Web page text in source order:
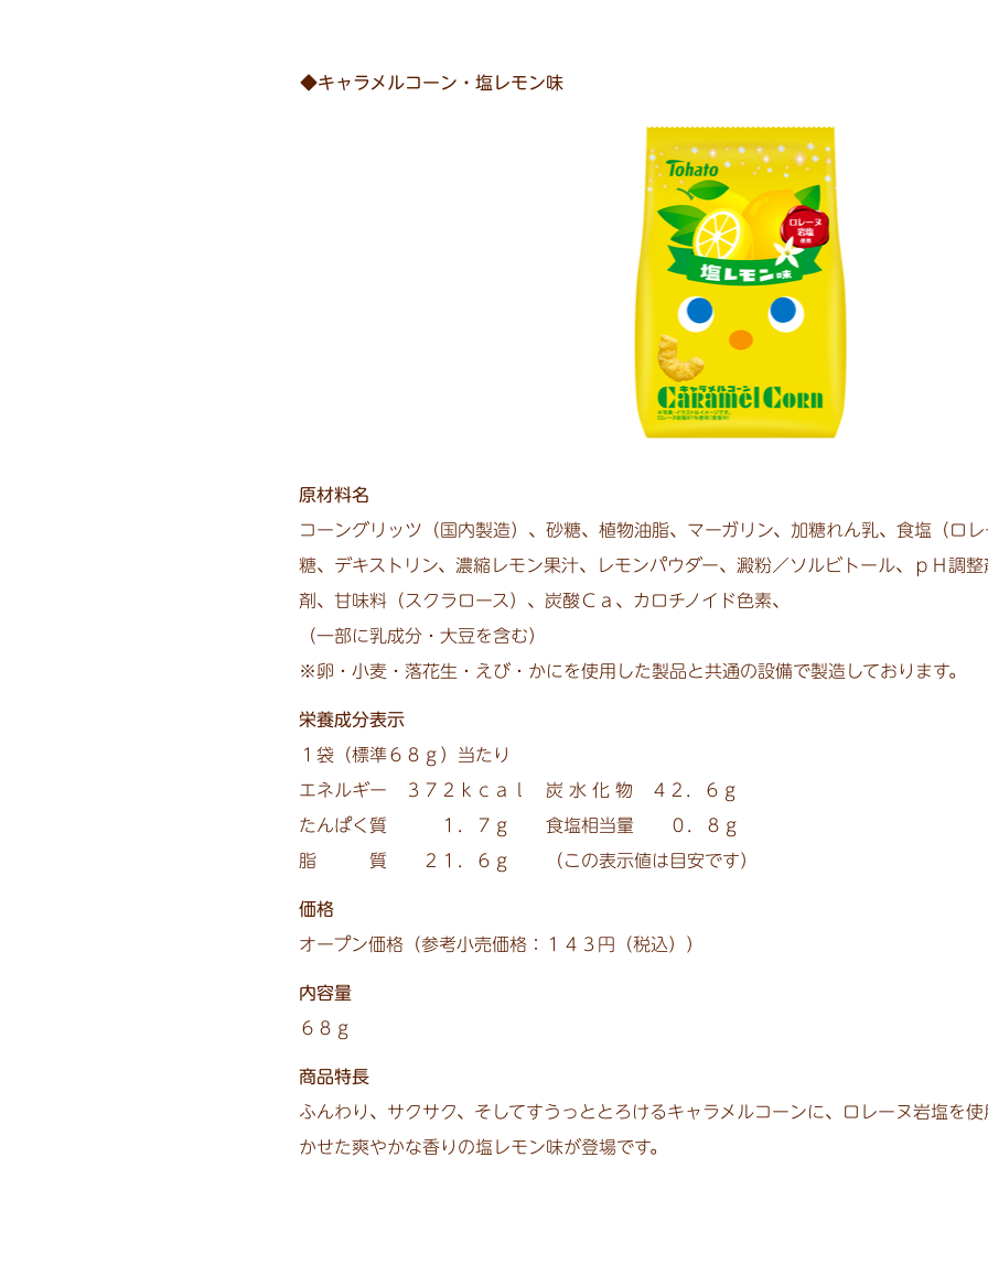
◆キャラメルコーン・塩レモン味
原材料名
コーングリッツ（国内製造）、砂糖、植物油脂、マーガリン、加糖れん乳、食塩（ロ
糖、デキストリン、濃縮レモン果汁、レモンパウダー、澱粉／ソルビトール、ｐＨ調
剤、甘味料（スクラロース）、炭酸Ｃａ、カロチノイド色素、
（一部に乳成分・大豆を含む）
※卵・小麦・落花生・えび・かにを使用した製品と共通の設備で製造しております。
栄養成分表示
１袋（標準６８ｇ）当たり
エネルギー ３７２ｋｃａｌ 炭 水 化 物 ４２．６ｇ
たんぱく質 １．７ｇ 食塩相当量 ０．８ｇ
脂 質 ２１．６ｇ （この表示値は目安です）
価格
オープン価格（参考小売価格：１４３円（税込））
内容量
６８ｇ
商品特長
ふんわり、サクサク、そしてすうっととろけるキャラメルコーンに、ロレーヌ岩塩を
かせた爽やかな香りの塩レモン味が登場です。